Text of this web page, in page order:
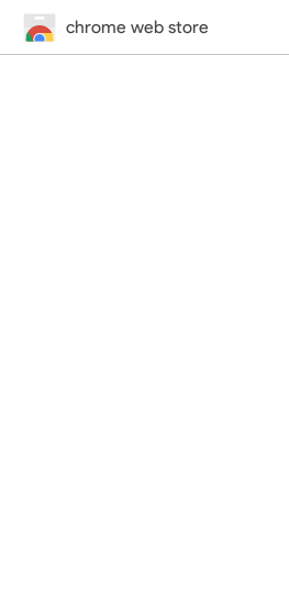
chrome web store